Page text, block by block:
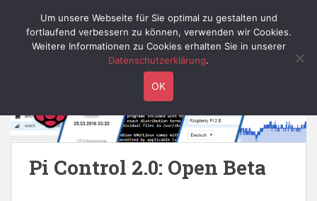
Willy's Technik-Blog
Pi Control 2.0: Open Beta
Um unsere Webseite für Sie optimal zu gestalten und
fortlaufend verbessern zu können, verwenden wir Cookies.
Weitere Informationen zu Cookies erhalten Sie in unserer
Datenschutzerklärung.
OK